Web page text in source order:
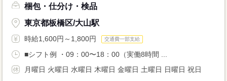
梱包・仕分け・検品
東京都板橋区/大山駅
時給1,600円～1,800円 交通費一部支給
■シフト例 ・09：00〜18：00（実働8時間 ...
月曜日 火曜日 水曜日 木曜日 金曜日 土曜日 日曜日 祝日